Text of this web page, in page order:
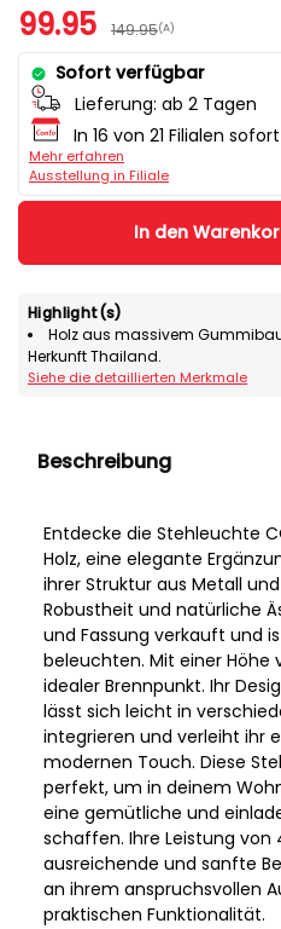
99.95 149.95(A)
Sofort verfügbar
Lieferung: ab 2 Tagen
In 16 von 21 Filialen
Mehr erfahren
Ausstellung in Filiale
In den
Highlight(s)
Holz aus massivem
Herkunft Thailand.
Siehe die detaillierten Merkmale
Beschreibung
Entdecke die Stehleuchte
Holz, eine elegante
ihrer Struktur aus Metall
Robustheit und natürliche
und Fassung verkauft und
beleuchten. Mit einer Höhe
idealer Brennpunkt. Ihr
lässt sich leicht in
integrieren und verleiht ihr
modernen Touch. Diese
perfekt, um in deinem
eine gemütliche und
schaffen. Ihre Leistung von
ausreichende und sanfte
an ihrem anspruchsvollen
praktischen Funktionalität.